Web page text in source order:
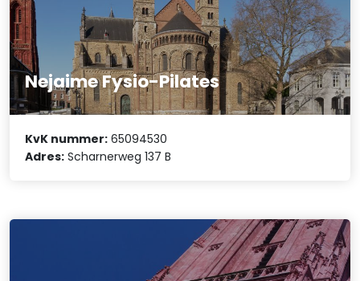
Nejaime Fysio-Pilates
KvK nummer: 65094530
Adres: Scharnerweg 137 B